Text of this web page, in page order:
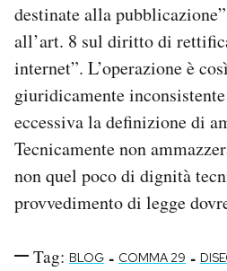
destinate alla
all’art. 8 sul diritto di
internet”. L’operazione è
giuridicamente
eccessiva la definizione di
Tecnicamente non
non quel poco di dignità
provvedimento di legge
Tag: BLOG - COMMA 29 -